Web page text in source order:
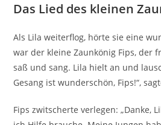
Das Lied des kleinen
Als Lila weiterflog, hörte sie eine
war der kleine Zaunkönig Fips, der
saß und sang. Lila hielt an und
Gesang ist wunderschön, Fips!“,
Fips zwitscherte verlegen: „Danke,